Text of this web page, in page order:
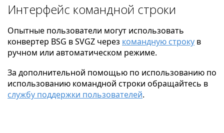
Интерфейс командной строки
Опытные пользователи могут использовать
конвертер BSG в SVGZ через командную строку в
ручном или автоматическом режиме.
За дополнительной помощью по использованию по
использованию командной строки обращайтесь в
службу поддержки пользователей.